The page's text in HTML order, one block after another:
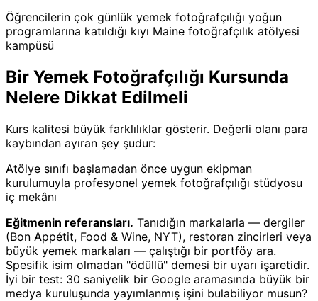
Öğrencilerin çok günlük yemek fotoğrafçılığı yoğun
programlarına katıldığı kıyı Maine fotoğrafçılık atölyesi
kampüsü
Bir Yemek Fotoğrafçılığı Kursunda
Nelere Dikkat Edilmeli
Kurs kalitesi büyük farklılıklar gösterir. Değerli olanı para
kaybından ayıran şey şudur:
Atölye sınıfı başlamadan önce uygun ekipman
kurulumuyla profesyonel yemek fotoğrafçılığı stüdyosu
iç mekânı
Eğitmenin referansları. Tanıdığın markalarla — dergiler
(Bon Appétit, Food & Wine, NYT), restoran zincirleri veya
büyük yemek markaları — çalıştığı bir portföy ara.
Spesifik isim olmadan "ödüllü" demesi bir uyarı işaretidir.
İyi bir test: 30 saniyelik bir Google aramasında büyük bir
medya kuruluşunda yayımlanmış işini bulabiliyor musun?